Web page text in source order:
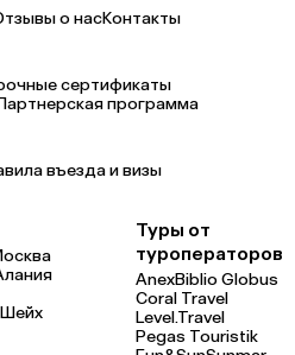
о насКонтакты
сертификаты
программа
въезда и визы
Туры от
туроператоров
AnexBiblio Globus
Coral Travel
Level.Travel
Pegas Touristik